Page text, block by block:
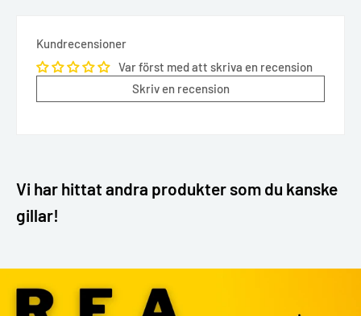
Kundrecensioner
Var först med att skriva en recension
Skriv en recension
Vi har hittat andra produkter som du kanske
gillar!